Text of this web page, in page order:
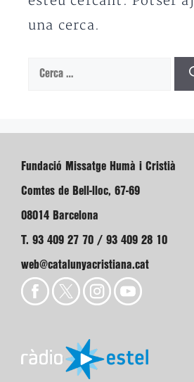
una cerca.
Cerca:
Fundació Missatge Humà i Cristià
Comtes de Bell-lloc, 67-69
08014 Barcelona
T. 93 409 27 70 / 93 409 28 10
web@catalunyacristiana.cat